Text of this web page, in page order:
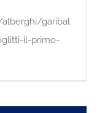
garibal
il-primo-